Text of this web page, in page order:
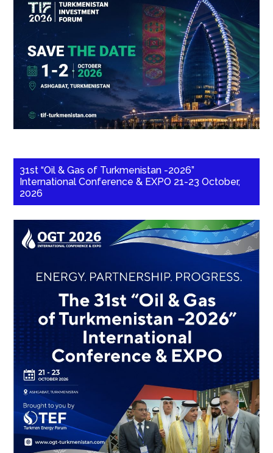
31st “Oil & Gas of Turkmenistan -2026”
International Conference & EXPO 21-23 October,
2026